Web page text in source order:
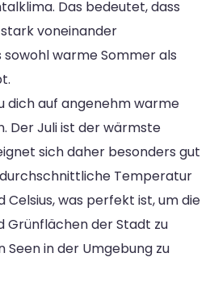
Das bedeutet, dass
voneinander
warme Sommer als
dich auf angenehm warme
Der Juli ist der wärmste
sich daher besonders gut
durchschnittliche Temperatur
Celsius, was perfekt ist, um die
Grünflächen der Stadt zu
Seen in der Umgebung zu